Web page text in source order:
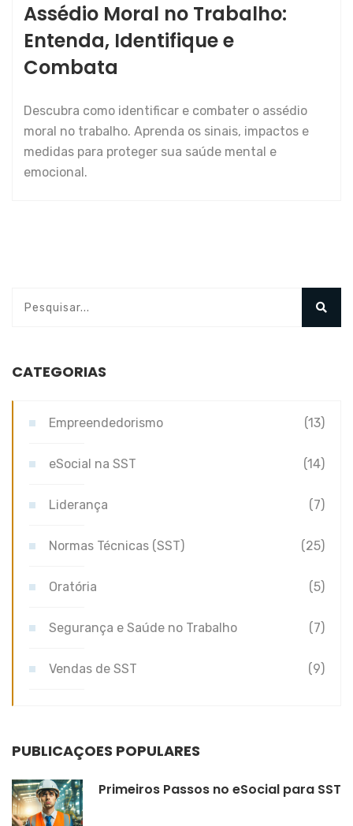
Assédio Moral no Trabalho:
Entenda, Identifique e
Combata
Descubra como identificar e combater o assédio
moral no trabalho. Aprenda os sinais, impactos e
medidas para proteger sua saúde mental e
emocional.
CATEGORIAS
Empreendedorismo (13)
eSocial na SST (14)
Liderança (7)
Normas Técnicas (SST) (25)
Oratória (5)
Segurança e Saúde no Trabalho (7)
Vendas de SST (9)
PUBLICAÇÕES POPULARES
Primeiros Passos no eSocial para SST